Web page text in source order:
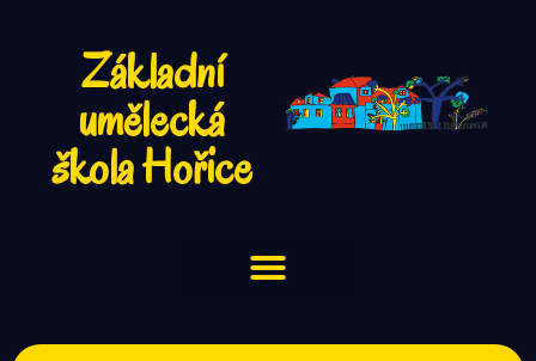
Základní
umělecká
škola Hořice